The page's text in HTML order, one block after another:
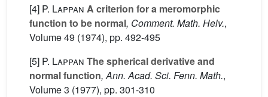
[4] P. Lappan A criterion for a meromorphic
function to be normal, Comment. Math. Helv.,
Volume 49 (1974), pp. 492-495
[5] P. Lappan The spherical derivative and
normal function, Ann. Acad. Sci. Fenn. Math.,
Volume 3 (1977), pp. 301-310